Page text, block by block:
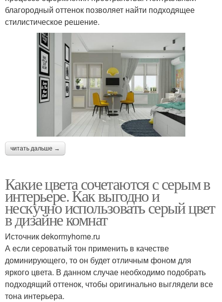
благородный оттенок позволяет найти подходящее
стилистическое решение.
читать дальше →
Какие цвета сочетаются с серым в
интерьере. Как выгодно и
нескучно использовать серый цвет
в дизайне комнат
Источник dekormyhome.ru
А если сероватый тон применить в качестве
доминирующего, то он будет отличным фоном для
яркого цвета. В данном случае необходимо подобрать
подходящий оттенок, чтобы оригинально выглядели все
тона интерьера.